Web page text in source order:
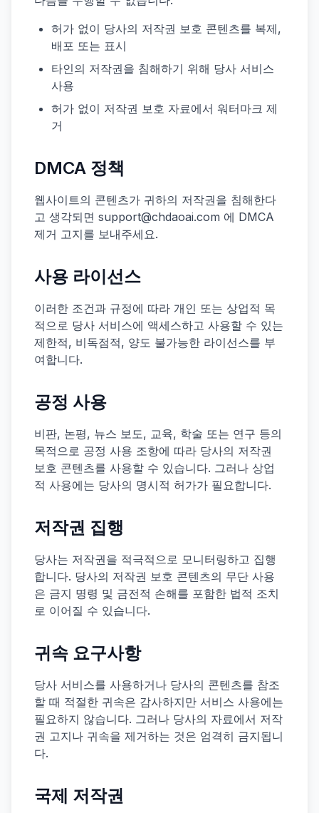
허가 없이 당사의 저작권 보호 콘텐츠를 복제,
배포 또는 표시
타인의 저작권을 침해하기 위해 당사 서비스
사용
허가 없이 저작권 보호 자료에서 워터마크 제
거
DMCA 정책
웹사이트의 콘텐츠가 귀하의 저작권을 침해한다
고 생각되면 support@chdaoai.com 에 DMCA
제거 고지를 보내주세요.
사용 라이선스
이러한 조건과 규정에 따라 개인 또는 상업적 목
적으로 당사 서비스에 액세스하고 사용할 수 있는
제한적, 비독점적, 양도 불가능한 라이선스를 부
여합니다.
공정 사용
비판, 논평, 뉴스 보도, 교육, 학술 또는 연구 등의
목적으로 공정 사용 조항에 따라 당사의 저작권
보호 콘텐츠를 사용할 수 있습니다. 그러나 상업
적 사용에는 당사의 명시적 허가가 필요합니다.
저작권 집행
당사는 저작권을 적극적으로 모니터링하고 집행
합니다. 당사의 저작권 보호 콘텐츠의 무단 사용
은 금지 명령 및 금전적 손해를 포함한 법적 조치
로 이어질 수 있습니다.
귀속 요구사항
당사 서비스를 사용하거나 당사의 콘텐츠를 참조
할 때 적절한 귀속은 감사하지만 서비스 사용에는
필요하지 않습니다. 그러나 당사의 자료에서 저작
권 고지나 귀속을 제거하는 것은 엄격히 금지됩니
다.
국제 저작권